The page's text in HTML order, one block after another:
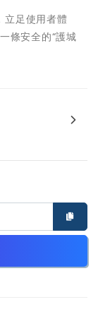
足使用者體
條安全的“護城